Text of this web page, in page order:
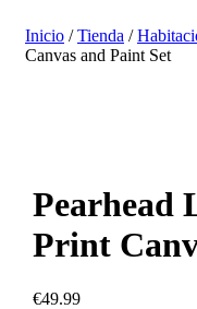
Inicio /Tienda /
Canvas and Paint Set
Pearhead
Print
€49.99